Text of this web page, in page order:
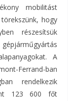
mobilitást
hogy
részesítsük
A
Ferrand-ban
rendelkezik
123 600 főt